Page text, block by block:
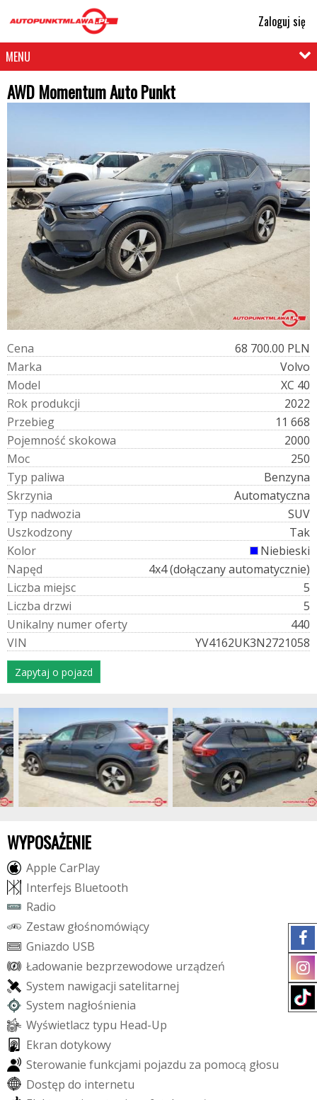
Zaloguj się
MENU
AWD Momentum Auto Punkt
Cena
68 700.00 PLN
Marka
Volvo
Model
XC 40
Rok produkcji
2022
Przebieg
11 668
Pojemność skokowa
2000
Moc
250
Typ paliwa
Benzyna
Skrzynia
Automatyczna
Typ nadwozia
SUV
Uszkodzony
Tak
Kolor
Niebieski
Napęd
4x4 (dołączany automatycznie)
Liczba miejsc
5
Liczba drzwi
5
Unikalny numeroferty
440
VIN YV4162UK3N2721058
Zapytaj o pojazd
WYPOSAŻENIE
Apple CarPlay
Interfejs Bluetooth
Radio
Zestaw głośnomówiący
Gniazdo USB
Ładowanie bezprzewodowe urządzeń
System nawigacji satelitarnej
System nagłośnienia
Wyświetlacz typu Head-Up
Ekran dotykowy
Sterowanie funkcjami pojazdu za pomocą głosu
Dostęp do internetu